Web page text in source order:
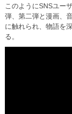
このようにSNSユー
弾、第二弾と漫画、
に触れられ、物語を
る。